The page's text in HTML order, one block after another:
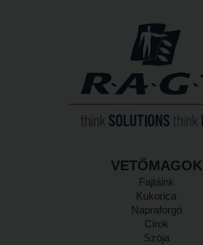
VETŐMAGOK
Fajtáink
Kukorica
Napraforgó
Cirok
Szója